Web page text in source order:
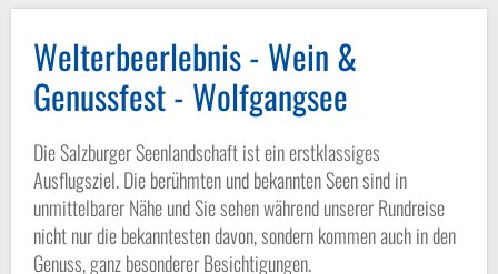
Welterbeerlebnis - Wein &
Genussfest - Wolfgangsee
Die Salzburger Seenlandschaft ist ein erstklassiges
Ausflugsziel. Die berühmten und bekannten Seen sind in
unmittelbarer Nähe und Sie sehen während unserer Rundreise
nicht nur die bekanntesten davon, sondern kommen auch in den
Genuss, ganz besonderer Besichtigungen.